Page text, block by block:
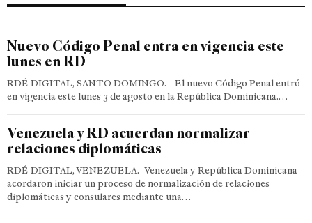
Nuevo Código Penal entra en vigencia este
lunes en RD
RDÉ DIGITAL, SANTO DOMINGO.– El nuevo Código Penal entró
en vigencia este lunes 3 de agosto en la República Dominicana.…
Venezuela y RD acuerdan normalizar
relaciones diplomáticas
RDÉ DIGITAL, VENEZUELA.- Venezuela y República Dominicana
acordaron iniciar un proceso de normalización de relaciones
diplomáticas y consulares mediante una…